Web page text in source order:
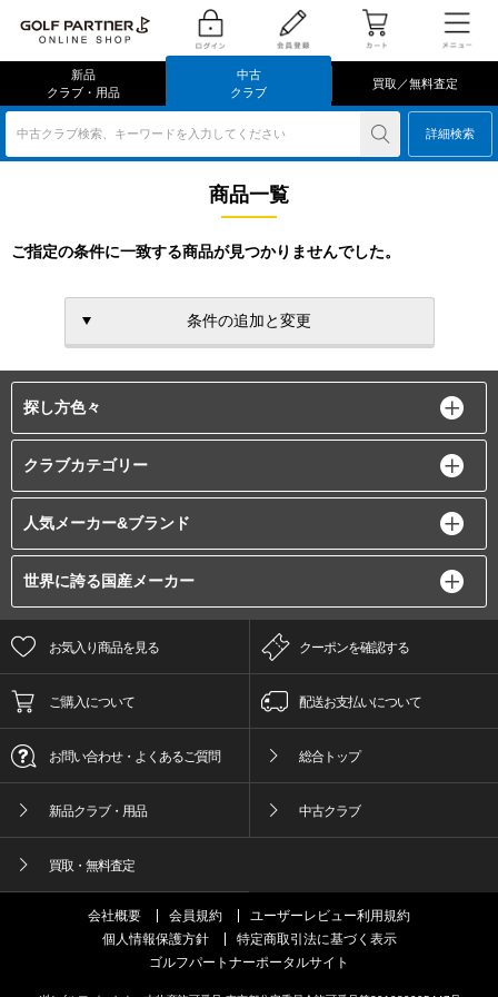
新品
クラブ・用品
中古
クラブ
買取／無料査定
中古クラブ検索、キーワードを入力してください 詳細検索
商品一覧
ご指定の条件に一致する商品が見つかりませんでした。
条件の追加と変更
探し方色々
クラブカテゴリー
人気メーカー&ブランド
世界に誇る国産メーカー
お気入り商品を見る クーポンを確認する
ご購入について 配送お支払いについて
お問い合わせ・よくあるご質問 総合トップ
新品クラブ・用品 中古クラブ
買取・無料査定
会社概要 会員規約
ユーザーレビュー利用規約
個人情報保護方針
特定商取引法に基づく表示
ゴルフパートナーポータルサイト